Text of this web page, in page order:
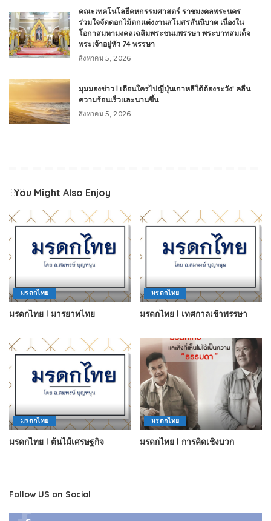
คณะเทคโนโลยีคหกรรมศาสตร์ ราชมงคลพระนคร
ร่วมใจจัดดอกไม้ตกแต่งงานสโมสรสันนิบาต เนื่องใน
โอกาสมหามงคลเฉลิมพระชนมพรรษา พระบาทสมเด็จ
พระเจ้าอยู่หัว 74 พรรษา
สิงหาคม 5, 2026
มุมมองข่าว l เตือนใครไปญี่ปุ่นเกาหลีใต้ต้องระวัง! คลื่น
ความร้อนเร็วและนานขึ้น
สิงหาคม 5, 2026
You Might Also Enjoy
มรดกไทย
มรดกไทย l มารยาทไทย
มรดกไทย
มรดกไทย l เทศกาลเข้าพรรษา
มรดกไทย
มรดกไทย l ต้นไม้เศรษฐกิจ
มรดกไทย
มรดกไทย l การคิดเชิงบวก
Follow US on Social